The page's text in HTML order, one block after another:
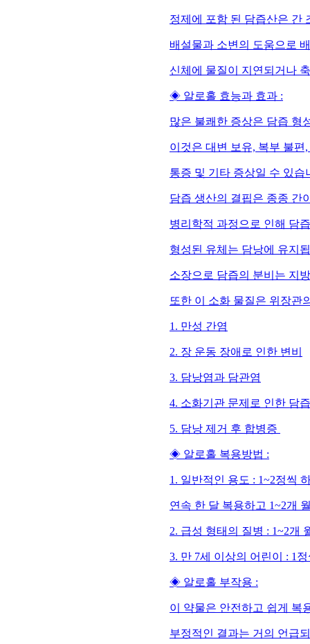
정제에 포함 된 담즙산은 간
배설물과 소변의 도움으로
신체에 물질이 지연되거나
◈ 알로홀 효능과 효과 :
많은 불쾌한 증상은 담즙 형
이것은 대변 보유, 복부 불
통증 및 기타 증상일 수 있습
담즙 생산의 결핍은 종종 간
병리학적 과정으로 인해 담
형성된 유체는 담낭에 유지
소장으로 담즙의 분비는 지
또한 이 소화 물질은 위장관
1. 만성 간염
2. 장 운동 장애로 인한 변비
3. 담낭염과 담관염
4. 소화기관 문제로 인한 담
5. 담낭 제거 후 합병증
◈ 알로홀 복용방법 :
1. 일반적인 용도 : 1~2정씩
연속 한 달 복용하고 1~2개
2. 급성 형태의 질병 : 1~2개
3. 만 7세 이상의 어린이 : 1
◈ 알로홀 부작용 :
이 약물은 안전하고 쉽게 복
부정적인 결과는 거의 언급